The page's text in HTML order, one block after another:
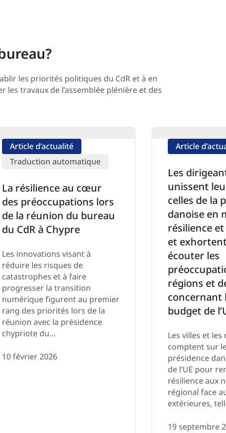
les priorités politiques du CdR et à en
travaux de l’assemblée plénière et des
La résilience au cœur
des préoccupations lors
de la réunion du bureau
du CdR à Chypre
Les innovations visant à
réduire les risques de
catastrophes et à faire
progresser la transition
numérique figurent au premier
rang des priorités lors de la
réunion avec la présidence
chypriote du…
Article d’actualité
Traduction automatique
10 février 2026
Les
unissent
celles de la
danoise en
résilience
et
écouter les
régions et
concernant
budget de
Les villes et les
comptent sur
présidence
de l’UE pour
résilience aux
régional face
extérieures,
Article
19 septembre